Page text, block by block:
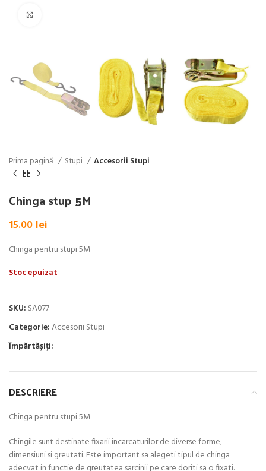
Prima pagină Stupi Accesorii Stupi
Chinga stup 5M
15.00 lei
Chinga pentru stupi 5M
Stoc epuizat
SKU: SA077
Categorie:Accesorii Stupi
Împărtășiți:
DESCRIERE
Chinga pentru stupi 5M
Chingile sunt destinate fixarii incarcaturilor de diverse forme,
dimensiuni si greutati. Este important sa alegeti tipul de chinga
adecvat in functie de greutatea sarcinii pe care doriti sa o fixati.